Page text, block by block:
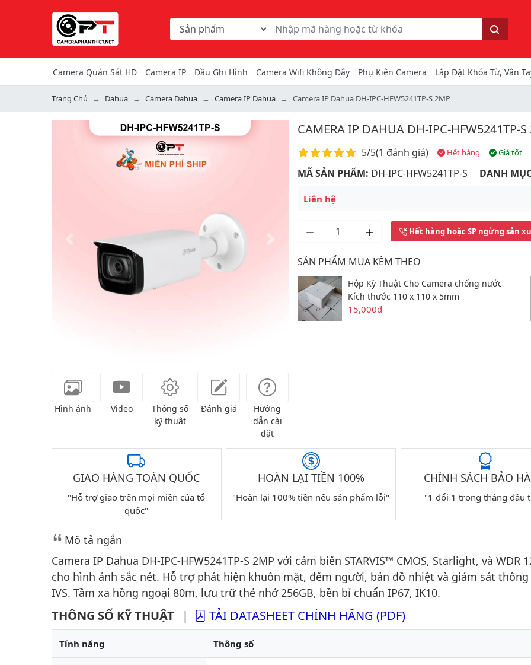
Chọn danh mục tìm kiếm
Từ khóa hoặc mã hàng
Tìm kiếm
Camera Quán Sát HD Camera IP Đầu Ghi Hình Camera Wifi Không Dây Phụ Kiện Camera Lắp Đặt Khóa Từ, Vân
Trang Chủ Dahua Camera Dahua Camera IP Dahua Camera IP Dahua DH-IPC-HFW5241TP-S 2MP
Previous
Hình ảnh Video
Thông số
kỹ thuật
Đánh giá
Hướng
dẫn cài
đặt
CAMERA IP DAHUA DH-IPC-HFW5241TP-S
Điểm đánh giá
5/5(1 đánh giá) Hết hàng Giá tốt
MÃ SẢN PHẨM: DH-IPC-HFW5241TP-S DANH
Liên hệ
Hết hàng hoặc SP ngừng sản
SẢN PHẨM MUA KÈM THEO
Hộp Kỹ Thuật Cho Camera chống nước
Kích thước 110 x 110 x 5mm
15,000đ
GIAO HÀNG TOÀN QUỐC
"Hỗ trợ giao trên mọi miền của tổ
quốc"
HOÀN LẠI TIỀN 100%
"Hoàn lại 100% tiền nếu sản phẩm lỗi"
CHÍNH SÁCH BẢO
"1 đổi 1 trong tháng đầu
Mô tả ngắn
Camera IP Dahua DH-IPC-HFW5241TP-S 2MP với cảm biến STARVIS™ CMOS, Starlight, và WDR
cho hình ảnh sắc nét. Hỗ trợ phát hiện khuôn mặt, đếm người, bản đồ nhiệt và giám sát
IVS. Tầm xa hồng ngoại 80m, lưu trữ thẻ nhớ 256GB, bền bỉ chuẩn IP67, IK10.
THÔNG SỐ KỸ THUẬT | TẢI DATASHEET CHÍNH HÃNG (PDF)
Tính năng Thông số